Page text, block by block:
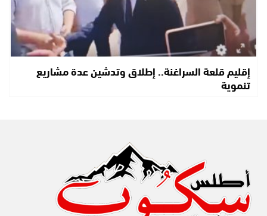
إقليم قلعة السراغنة.. إطلاق وتدشين عدة مشاريع
تنموية